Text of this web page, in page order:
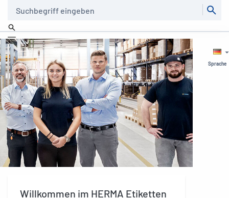
Sprache
Willkommen im HERMA Etiketten